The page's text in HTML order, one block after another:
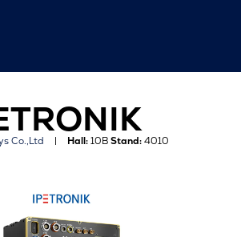
Co.,Ltd Hall:10BStand:4010